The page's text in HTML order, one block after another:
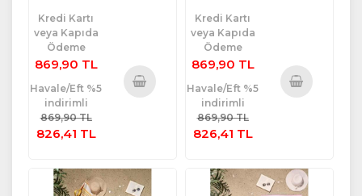
Kredi Kartı
veya Kapıda
Ödeme
869,90 TL
Havale/Eft %5
indirimli
869,90 TL
826,41 TL
Kredi Kartı
veya Kapıda
Ödeme
869,90 TL
Havale/Eft %5
indirimli
869,90 TL
826,41 TL